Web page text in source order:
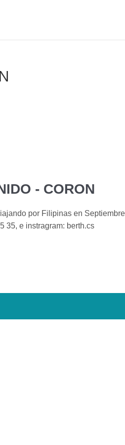
- CORON
por Filipinas en
35, e instragram: berth.cs